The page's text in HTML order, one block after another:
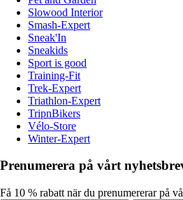
Slowood Interior
Smash-Expert
Sneak'In
Sneakids
Sport is good
Training-Fit
Trek-Expert
Triathlon-Expert
TripnBikers
Vélo-Store
Winter-Expert
Prenumerera på vårt
Få 10 % rabatt när du prenumererar på